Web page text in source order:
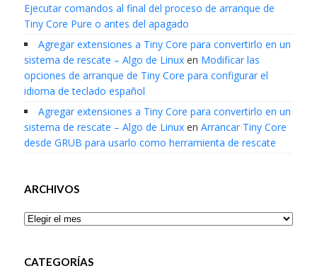
Ejecutar comandos al final del proceso de arranque de
Tiny Core Pure o antes del apagado
Agregar extensiones a Tiny Core para convertirlo en un
sistema de rescate – Algo de Linuxen Modificar las
opciones de arranque de Tiny Core para configurar el
idioma de teclado español
Agregar extensiones a Tiny Core para convertirlo en un
sistema de rescate – Algo de Linuxen Arrancar Tiny Core
desde GRUB para usarlo como herramienta de rescate
ARCHIVOS
Archivos
CATEGORÍAS